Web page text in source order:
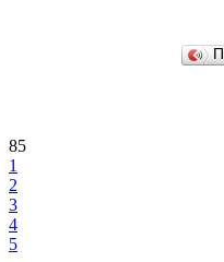
85
1
2
3
4
5